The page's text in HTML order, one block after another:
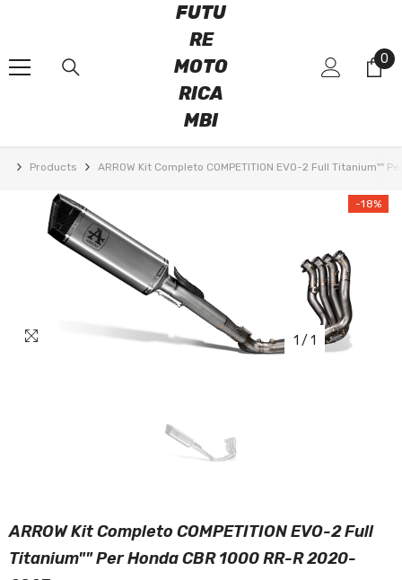
FUTU
RE
MOTO
RICA
MBI
0
0
Products ARROW Kit Completo COMPETITION EVO-2 Full Titanium""
-18%
1 / 1
ARROW Kit Completo COMPETITION EVO-2 Full
Titanium"" Per Honda CBR 1000 RR-R 2020-